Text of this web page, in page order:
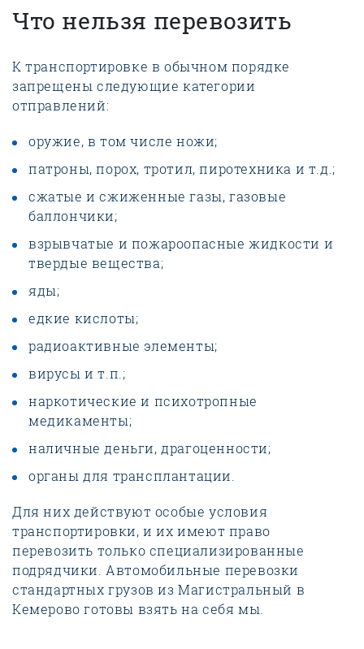
Что нельзя перевозить
К транспортировке в обычном порядке
запрещены следующие категории
отправлений:
оружие, в том числе ножи;
патроны, порох, тротил, пиротехника и т.д.;
сжатые и сжиженные газы, газовые
баллончики;
взрывчатые и пожароопасные жидкости и
твердые вещества;
яды;
едкие кислоты;
радиоактивные элементы;
вирусы и т.п.;
наркотические и психотропные
медикаменты;
наличные деньги, драгоценности;
органы для трансплантации.
Для них действуют особые условия
транспортировки, и их имеют право
перевозить только специализированные
подрядчики. Автомобильные перевозки
стандартных грузов из Магистральный в
Кемерово готовы взять на себя мы.